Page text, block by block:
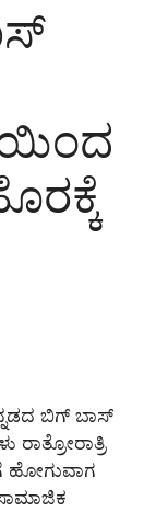
ಬಿಗ್ ಬಾಸ್
ರಾತ್ರೋರಾತ್ರಿ
ಹೋಗುವಾಗ